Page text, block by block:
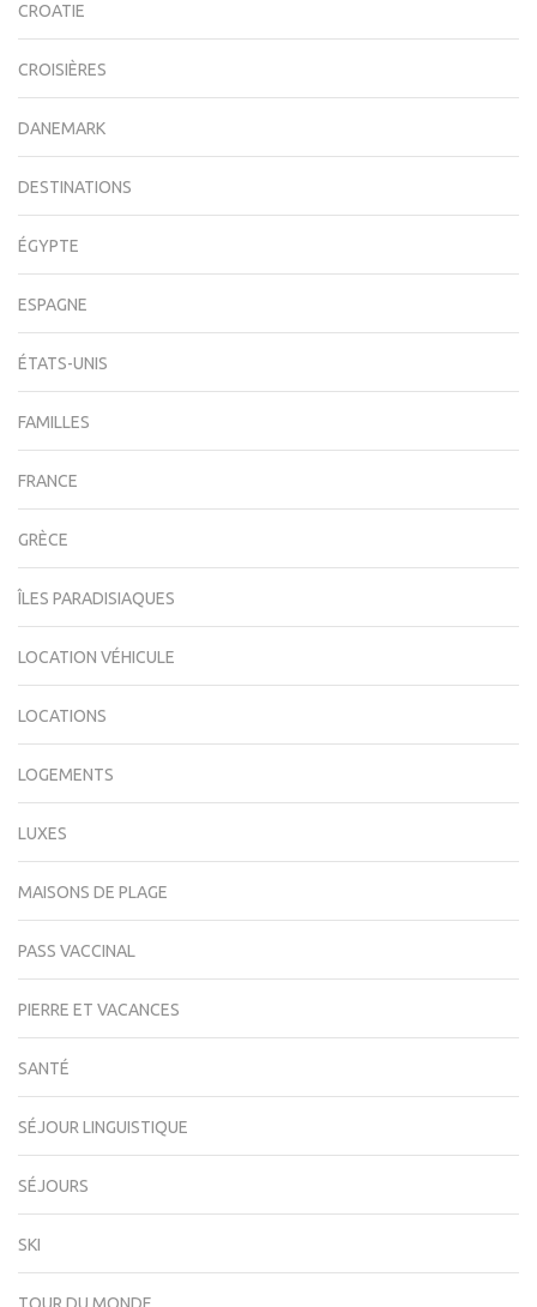
CROATIE
CROISIÈRES
DANEMARK
DESTINATIONS
ÉGYPTE
ESPAGNE
ÉTATS-UNIS
FAMILLES
FRANCE
GRÈCE
ÎLES PARADISIAQUES
LOCATION VÉHICULE
LOCATIONS
LOGEMENTS
LUXES
MAISONS DE PLAGE
PASS VACCINAL
PIERRE ET VACANCES
SANTÉ
SÉJOUR LINGUISTIQUE
SÉJOURS
SKI